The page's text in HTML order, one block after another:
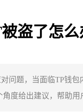
盗了怎
问题，当面临TP钱
度给出建议，帮助